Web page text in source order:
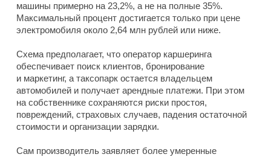
машины примерно на 23,2%, а не на полные 35%.
Максимальный процент достигается только при цене
электромобиля около 2,64 млн рублей или ниже.
Схема предполагает, что оператор каршеринга
обеспечивает поиск клиентов, бронирование
и маркетинг, а таксопарк остается владельцем
автомобилей и получает арендные платежи. При этом
на собственнике сохраняются риски простоя,
повреждений, страховых случаев, падения остаточной
стоимости и организации зарядки.
Сам производитель заявляет более умеренные